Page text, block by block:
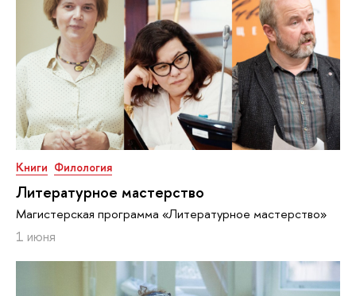
Книги Филология
Литературное мастерство
Магистерская программа «Литературное мастерство»
1 июня